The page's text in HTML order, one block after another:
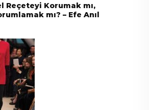
Reçeteyi Korumak mı,
mı? – Efe Anıl